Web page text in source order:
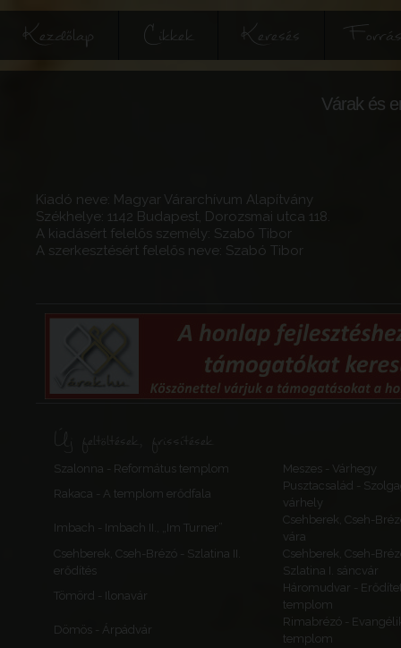
Kezdőlap Cikkek Keresés
Várak és
Kiadó neve: Magyar Várarchívum Alapítvány
Székhelye: 1142 Budapest, Dorozsmai utca 118.
A kiadásért felelős személy: Szabó Tibor
A szerkesztésért felelős neve: Szabó Tibor
Új feltöltések, frissítések
Szalonna - Református templom
Meszes - Várhegy
Rakaca - A templom erődfala
Pusztacsalád -
várhely
Imbach - Imbach II., „Im Turner”
Csehberek, Cseh-
vára
Csehberek, Cseh-Brézó - Szlatina II.
erődítés
Csehberek, Cseh-
Szlatina I. sáncvár
Tömörd - Ilonavár
Háromudvar -
templom
Dömös - Árpádvár
Rimabrézó -
templom